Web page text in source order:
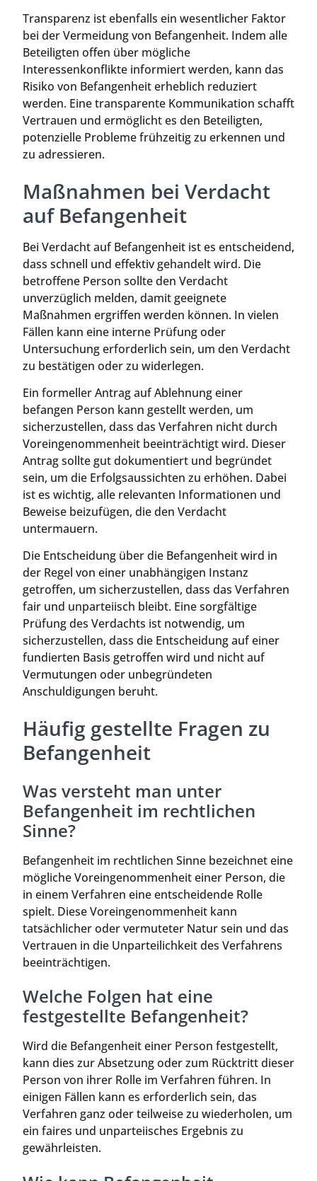
Transparenz ist ebenfalls ein wesentlicher Faktor
bei der Vermeidung von Befangenheit. Indem alle
Beteiligten offen über mögliche
Interessenkonflikte informiert werden, kann das
Risiko von Befangenheit erheblich reduziert
werden. Eine transparente Kommunikation schafft
Vertrauen und ermöglicht es den Beteiligten,
potenzielle Probleme frühzeitig zu erkennen und
zu adressieren.
Maßnahmen bei Verdacht
auf Befangenheit
Bei Verdacht auf Befangenheit ist es entscheidend,
dass schnell und effektiv gehandelt wird. Die
betroffene Person sollte den Verdacht
unverzüglich melden, damit geeignete
Maßnahmen ergriffen werden können. In vielen
Fällen kann eine interne Prüfung oder
Untersuchung erforderlich sein, um den Verdacht
zu bestätigen oder zu widerlegen.
Ein formeller Antrag auf Ablehnung einer
befangen Person kann gestellt werden, um
sicherzustellen, dass das Verfahren nicht durch
Voreingenommenheit beeinträchtigt wird. Dieser
Antrag sollte gut dokumentiert und begründet
sein, um die Erfolgsaussichten zu erhöhen. Dabei
ist es wichtig, alle relevanten Informationen und
Beweise beizufügen, die den Verdacht
untermauern.
Die Entscheidung über die Befangenheit wird in
der Regel von einer unabhängigen Instanz
getroffen, um sicherzustellen, dass das Verfahren
fair und unparteiisch bleibt. Eine sorgfältige
Prüfung des Verdachts ist notwendig, um
sicherzustellen, dass die Entscheidung auf einer
fundierten Basis getroffen wird und nicht auf
Vermutungen oder unbegründeten
Anschuldigungen beruht.
Häufig gestellte Fragen zu
Befangenheit
Was versteht man unter
Befangenheit im rechtlichen
Sinne?
Befangenheit im rechtlichen Sinne bezeichnet eine
mögliche Voreingenommenheit einer Person, die
in einem Verfahren eine entscheidende Rolle
spielt. Diese Voreingenommenheit kann
tatsächlicher oder vermuteter Natur sein und das
Vertrauen in die Unparteilichkeit des Verfahrens
beeinträchtigen.
Welche Folgen hat eine
festgestellte Befangenheit?
Wird die Befangenheit einer Person festgestellt,
kann dies zur Absetzung oder zum Rücktritt dieser
Person von ihrer Rolle im Verfahren führen. In
einigen Fällen kann es erforderlich sein, das
Verfahren ganz oder teilweise zu wiederholen, um
ein faires und unparteiisches Ergebnis zu
gewährleisten.